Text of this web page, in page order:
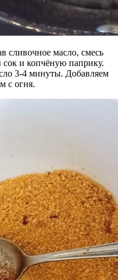
сливочное масло, смесь
и копчёную паприку.
3-4 минуты. Добавляем
с огня.